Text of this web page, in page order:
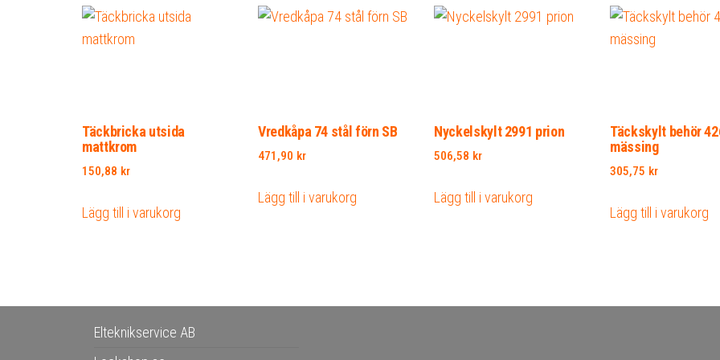
Täckbricka utsida
mattkrom
150,88 kr
Lägg till i varukorg
Vredkåpa 74 stål förn SB
471,90 kr
Lägg till i varukorg
Nyckelskylt 2991 prion
506,58 kr
Lägg till i varukorg
Täckskylt behör
mässing
305,75 kr
Lägg till i varukorg
Elteknikservice AB